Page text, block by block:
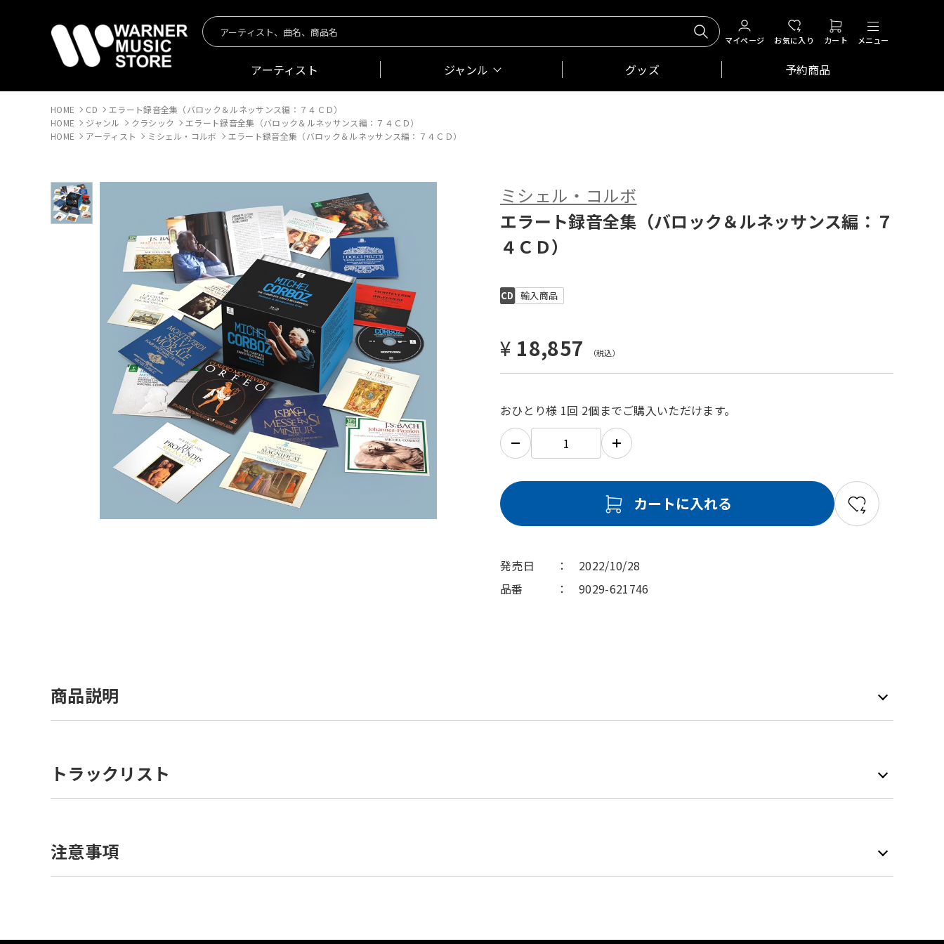
マイページ お気に入り カート メニュー
アーティスト ジャンル グッズ 予約商品
HOME CD
エラート録音全集（バロック＆ルネッサンス編：７４ＣＤ）
HOME
ジャンル クラシック
エラート録音全集（バロック＆ルネッサンス編：７４ＣＤ）
HOME
アーティスト ミシェル・コルボ エラート録音全集（バロック＆ルネッサンス編：７４ＣＤ）
ミシェル・コルボ
エラート録音全集（バロック＆ルネッサンス編：７
４ＣＤ）
CD 輸入商品
¥ 18,857
おひとり様 1回 2個までご購入いただけます。
発売日
2022/10/28
品番
9029-621746
カートに入れる
商品説明
トラックリスト
注意事項